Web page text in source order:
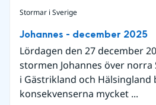
Stormar i Sverige
Johannes - december 2025
Lördagen den 27 december
stormen Johannes över
i Gästrikland och Hälsingland
konsekvenserna mycket ...